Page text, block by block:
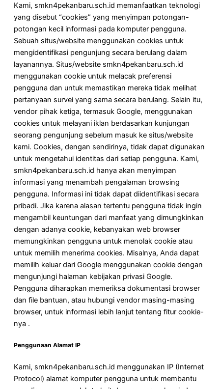
Kami, smkn4pekanbaru.sch.id memanfaatkan teknologi
yang disebut “cookies” yang menyimpan potongan-
potongan kecil informasi pada komputer pengguna.
Sebuah situs/website menggunakan cookies untuk
mengidentifikasi pengunjung secara berulang dalam
layanannya. Situs/website smkn4pekanbaru.sch.id
menggunakan cookie untuk melacak preferensi
pengguna dan untuk memastikan mereka tidak melihat
pertanyaan survei yang sama secara berulang. Selain itu,
vendor pihak ketiga, termasuk Google, menggunakan
cookies untuk melayani iklan berdasarkan kunjungan
seorang pengunjung sebelum masuk ke situs/website
kami. Cookies, dengan sendirinya, tidak dapat digunakan
untuk mengetahui identitas dari setiap pengguna. Kami,
smkn4pekanbaru.sch.id hanya akan menyimpan
informasi yang menambah pengalaman browsing
pengguna. Informasi ini tidak dapat diidentifikasi secara
pribadi. Jika karena alasan tertentu pengguna tidak ingin
mengambil keuntungan dari manfaat yang dimungkinkan
dengan adanya cookie, kebanyakan web browser
memungkinkan pengguna untuk menolak cookie atau
untuk memilih menerima cookies. Misalnya, Anda dapat
memilih keluar dari Google menggunakan cookie dengan
mengunjungi halaman kebijakan privasi Google.
Pengguna diharapkan memeriksa dokumentasi browser
dan file bantuan, atau hubungi vendor masing-masing
browser, untuk informasi lebih lanjut tentang fitur cookie-
nya .
Penggunaan Alamat IP
Kami, smkn4pekanbaru.sch.id menggunakan IP (Internet
Protocol) alamat komputer pengguna untuk membantu